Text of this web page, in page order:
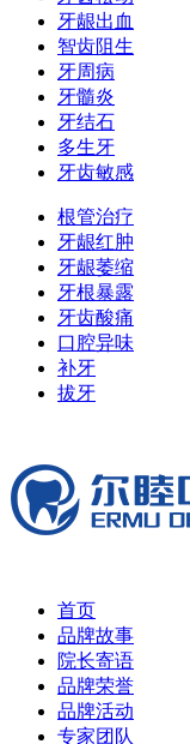
牙龈出血
智齿阻生
牙周病
牙髓炎
牙结石
多生牙
牙齿敏感
根管治疗
牙龈红肿
牙龈萎缩
牙根暴露
牙齿酸痛
口腔异味
补牙
拔牙
首页
品牌故事
院长寄语
品牌荣誉
品牌活动
专家团队